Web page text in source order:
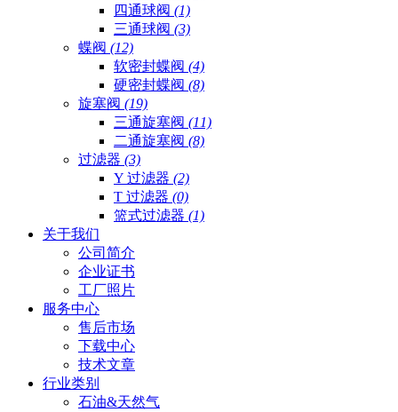
四通球阀 (1)
三通球阀 (3)
蝶阀 (12)
软密封蝶阀 (4)
硬密封蝶阀 (8)
旋塞阀 (19)
三通旋塞阀 (11)
二通旋塞阀 (8)
过滤器 (3)
Y 过滤器 (2)
T 过滤器 (0)
篮式过滤器 (1)
关于我们
公司简介
企业证书
工厂照片
服务中心
售后市场
下载中心
技术文章
行业类别
石油&天然气